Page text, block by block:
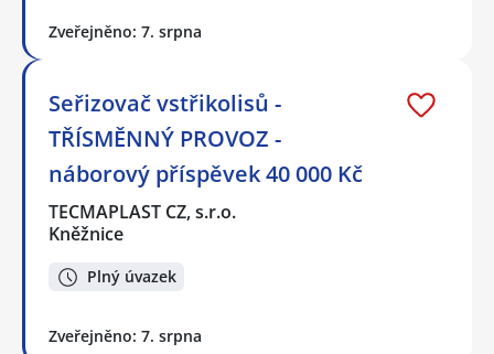
Zveřejněno: 7. srpna
Seřizovač vstřikolisů -
TŘÍSMĚNNÝ PROVOZ -
náborový příspěvek 40 000 Kč
TECMAPLAST CZ, s.r.o.
Kněžnice
Plný úvazek
Zveřejněno: 7. srpna